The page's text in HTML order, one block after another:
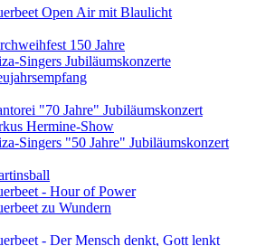
Open Air mit Blaulicht
150 Jahre
Singers Jubiläumskonzerte
"70 Jahre" Jubiläumskonzert
Hermine-Show
Singers "50 Jahre" Jubiläumskonzert
- Hour of Power
zu Wundern
- Der Mensch denkt, Gott lenkt